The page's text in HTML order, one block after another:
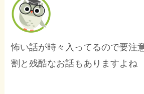
怖い話が時々入ってるので要注
割と残酷なお話もありますよね